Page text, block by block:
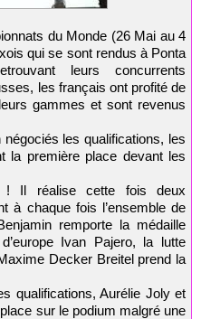
qui se sont rendus à Ponta
leurs concurrents
les français ont profité de
gammes et sont revenus
les qualifications, les
la première place devant les
! Il réalise cette fois deux
à chaque fois l’ensemble de
remporte la médaille
Ivan Pajero, la lutte
Decker Breitel prend la
qualifications, Aurélie Joly et
sur le podium malgré une